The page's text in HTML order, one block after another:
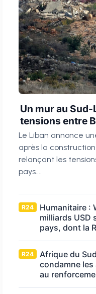
Un mur au
tensions entre
Le Liban annonce
après la
relançant les
pays....
R24
Humanitaire :
milliards USD
pays, dont la
R24
Afrique du
condamne
au